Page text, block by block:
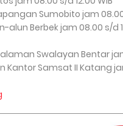
Sumobito jam
alun Berbek jam 08.00 s/d
Swalayan Bentar
Kantor Samsat II Katang